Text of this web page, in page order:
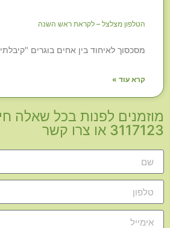
הטלפון מצלצל – לקראת ראש השנה
מסכסוך לאיחוד בין אחים בוגרים "קיבלתי
קרא עוד »
3117123 או צרו קשר